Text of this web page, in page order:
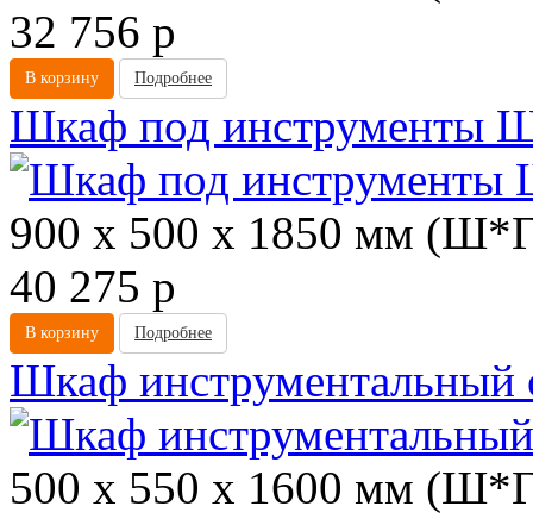
32 756 p
В корзину Подробнее
Шкаф под инструменты
900 х 500 х 1850 мм
40 275 p
В корзину Подробнее
Шкаф
500 х 550 х 1600 мм